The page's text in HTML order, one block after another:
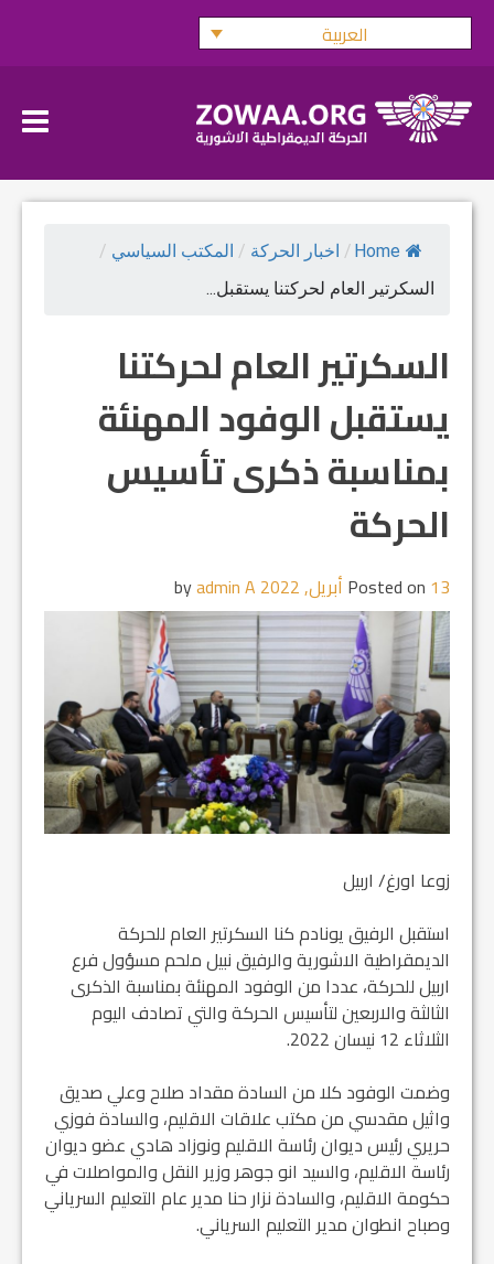
Skip
العربية
Home
/ اخبار الحركة / المكتب السياسي /
السكرتير العام لحركتنا يستقبل...
السكرتير العام لحركتنا
يستقبل الوفود المهنئة
بمناسبة ذكرى تأسيس
الحركة
Posted on 13 أبريل, 2022 admin A
زوعا اورغ/ اربيل
استقبل الرفيق يونادم كنا السكرتير العام للحركة
الديمقراطية الاشورية والرفيق نبيل ملحم مسؤول فرع
اربيل للحركة، عددا من الوفود المهنئة بمناسبة الذكرى
الثالثة والاربعين لتأسيس الحركة والتي تصادف اليوم
الثلاثاء 12 نيسان 2022.
وضمت الوفود كلا من السادة مقداد صلاح وعلي صديق
واثيل مقدسي من مكتب علاقات الاقليم، والسادة فوزي
حريري رئيس ديوان رئاسة الاقليم ونوزاد هادي عضو ديوان
رئاسة الاقليم، والسيد انو جوهر وزير النقل والمواصلات في
حكومة الاقليم، والسادة نزار حنا مدير عام التعليم السرياني
وصباح انطوان مدير التعليم السرياني.